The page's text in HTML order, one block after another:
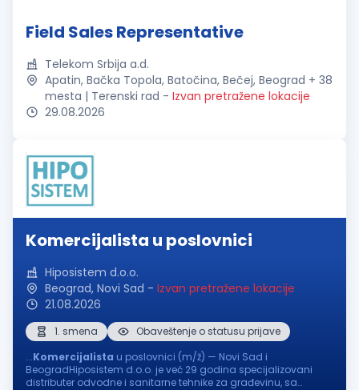
Field Sales Representative
Telekom Srbija a.d.
Apatin, Bačka Topola, Batočina, Bečej, Beograd + 38
mesta | Terenski rad - Izvan pretražene lokacije
29.08.2026
Komercijalista u poslovnici
Hiposistem d.o.o.
Beograd, Novi Sad - Izvan pretražene lokacije
21.08.2026
1. smena
Obaveštenje o statusu prijave
...Komercijalista u poslovnici (m/ž) — Novi Sad i
BeogradHiposistem d.o.o. je već 29 godina specijalizovani
distributer odvodne i sanitarne tehnike za građevinu, sa